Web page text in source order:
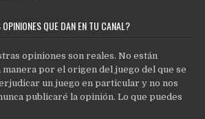
QUE DAN EN TU CANAL?
opiniones son reales. No están
manera por el origen del juego del que se
un juego en particular y no nos
publicaré la opinión. Lo que puedes